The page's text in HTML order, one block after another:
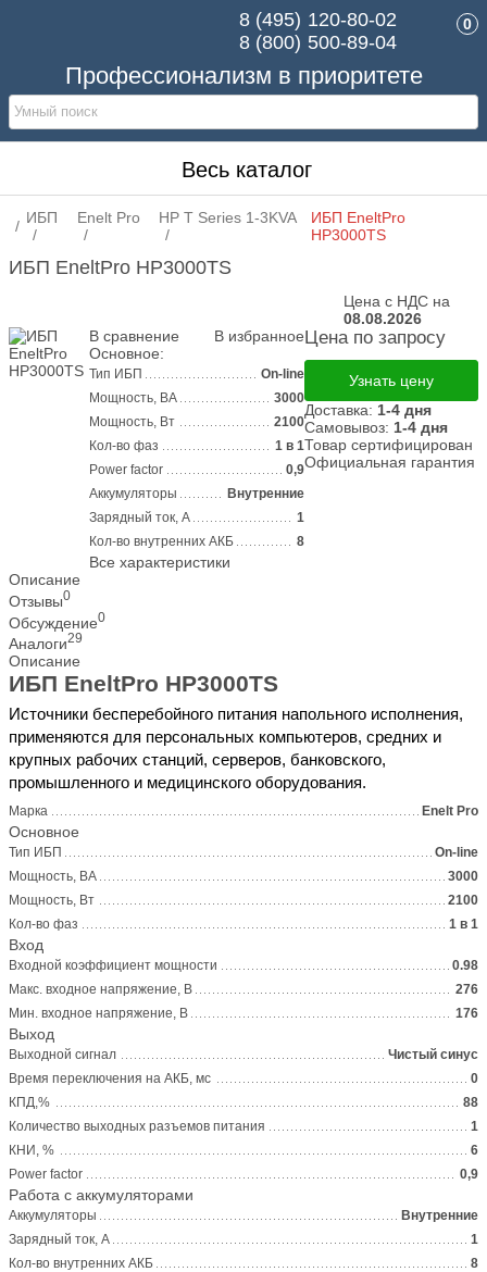
Профессионализм в приоритете
8 (495) 120-80-02
8 (800) 500-89-04
0
Весь каталог
ИБП Enelt Pro HP T Series 1-3KVA
ИБП EneltPro
HP3000TS
ИБП EneltPro HP3000TS
Цена с НДС на
08.08.2026
В сравнение
В избранное
Основное:
Тип ИБП
On-line
Мощность, ВА
3000
Мощность, Вт
2100
Кол-во фаз
1 в 1
Power factor
0,9
Аккумуляторы
Внутренние
Зарядный ток, А
1
Кол-во внутренних АКБ
8
Все характеристики
Цена по запросу
Узнать цену
Доставка: 1-4 дня
Самовывоз: 1-4 дня
Товар сертифицирован
Официальная гарантия
Описание
Отзывы0
Обсуждение0
Аналоги29
Описание
ИБП EneltPro HP3000TS
Источники бесперебойного питания напольного исполнения,
применяются для персональных компьютеров, средних и
крупных рабочих станций, серверов, банковского,
промышленного и медицинского оборудования.
Марка Enelt Pro
Основное
Тип ИБП
On-line
Мощность, ВА
3000
Мощность, Вт
2100
Кол-во фаз
1 в 1
Вход
Входной коэффициент мощности
0.98
Макс. входное напряжение, В
276
Мин. входное напряжение, В
176
Выход
Выходной сигнал
Чистый синус
Время переключения на АКБ, мс
0
КПД,%
88
Количество выходных разъемов питания
1
КНИ, %
6
Power factor
0,9
Работа с аккумуляторами
Аккумуляторы
Внутренние
Зарядный ток, А
1
Кол-во внутренних АКБ
8